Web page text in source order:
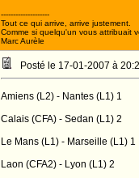
--------------------
Tout ce qui arrive, arrive justement.
Comme si quelqu'un vous attribuait
Marc Aurèle
Posté le 17-01-2007 à
Amiens (L2) - Nantes (L1) 1
Calais (CFA) - Sedan (L1) 2
Le Mans (L1) - Marseille (L1) 1
Laon (CFA2) - Lyon (L1) 2